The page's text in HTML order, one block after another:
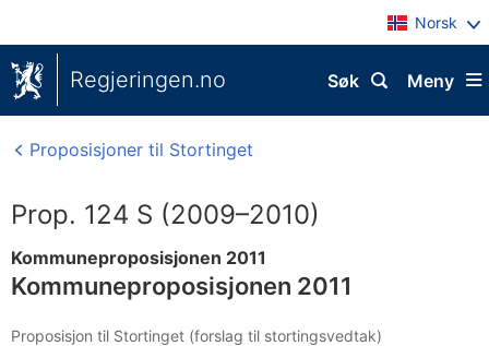
Norsk
Regjeringen.no Meny
Søk
Proposisjoner til Stortinget
Prop. 124 S (2009–2010)
Kommuneproposisjonen 2011
Kommuneproposisjonen 2011
Proposisjon til Stortinget (forslag til stortingsvedtak)